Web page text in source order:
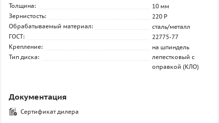
Толщина:
10 мм
Зернистость:
220 P
Обрабатываемый материал:
сталь/металл
ГОСТ:
22775-77
Крепление:
на шпиндель
Тип диска:
лепестковый с
оправкой (КЛО)
Документация
Сертификат дилера